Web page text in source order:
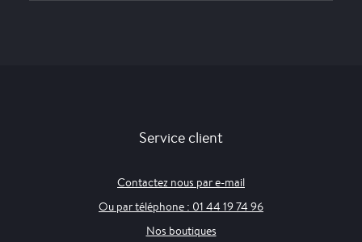
Service client
Contactez nous par e-mail
Ou par téléphone : 01 44 19 74 96
Nos boutiques